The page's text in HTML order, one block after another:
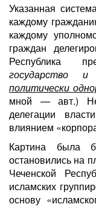
Указанная
каждому
каждому
граждан
Республика
государство и
политически
мной — авт.)
делегации
влиянием
Картина
остановились на
Чеченской
исламских
основу